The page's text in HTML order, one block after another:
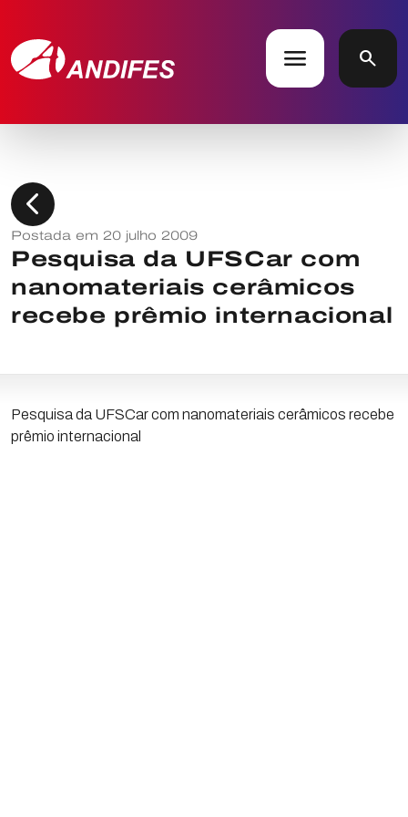
menu search
chevron_left
Postada em 20 julho 2009
Pesquisa da UFSCar com
nanomateriais cerâmicos
recebe prêmio internacional
Pesquisa da UFSCar com nanomateriais cerâmicos recebe
prêmio internacional